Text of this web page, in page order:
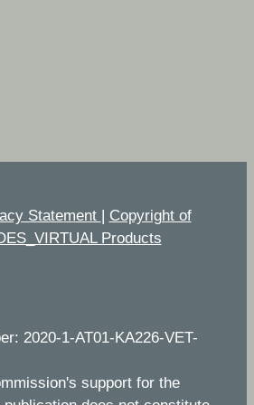
Statement | Copyright of
Products
2020-1-AT01-KA226-VET-
support for the